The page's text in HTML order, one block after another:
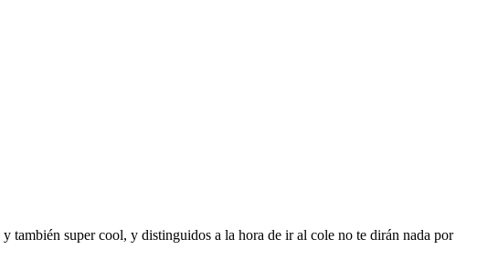
y también super cool, y distinguidos a la hora de ir al cole no te dirán nada por